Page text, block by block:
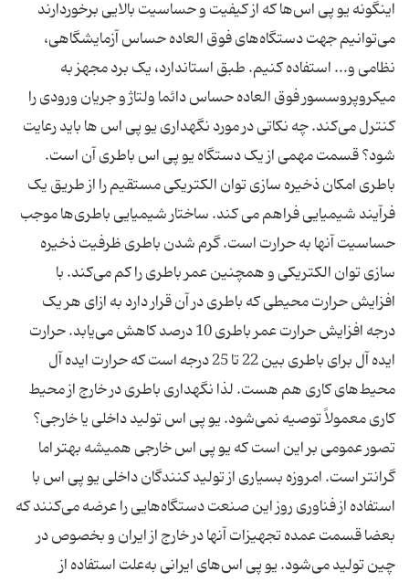
اینگونه یو پی اس‌ها که از کیفیت و حساسیت بالایی برخوردارند
می‌توانیم جهت دستگاه‌های فوق العاده حساس آزمایشگاهی،
نظامی و... استفاده کنیم. طبق استاندارد، یک برد مجهز به
میکروپروسسور فوق العاده حساس دائما ولتاژ و جریان ورودی را
کنترل می‌کند. چه نکاتی در مورد نگهداری یو پی اس ها باید رعایت
شود؟ قسمت مهمی از یک دستگاه یو پی اس باطری آن است.
باطری امکان ذخیره سازی توان الکتریکی مستقیم را از طریق یک
فرآیند شیمیایی فراهم می کند. ساختار شیمیایی باطری‌ها موجب
حساسیت آنها به حرارت است. گرم شدن باطری ظرفیت ذخیره
سازی توان الکتریکی و همچنین عمر باطری را کم می‌کند. با
افزایش حرارت محیطی که باطری در آن قرار دارد به ازای هر یک
درجه افزایش حرارت عمر باطری 10 درصد کاهش می‌یابد. حرارت
ایده آل برای باطری بین 22 تا 25 درجه است که حرارت ایده آل
محیط‌های کاری هم هست. لذا نگهداری باطری در خارج از محیط
کاری معمولاً توصیه نمی‌شود. یو پی اس تولید داخلی یا خارجی؟
تصور عمومی بر این است که یو پی اس خارجی همیشه بهتر اما
گرانتر است. امروزه بسیاری از تولید کنندگان داخلی یو پی اس با
استفاده از فناوری روز این صنعت دستگاه‌هایی را عرضه می‌کنند که
بعضا قسمت عمده تجهیزات آنها در خارج از ایران و بخصوص در
چین تولید می‌شود. یو پی اس‌های ایرانی به‌علت استفاده از